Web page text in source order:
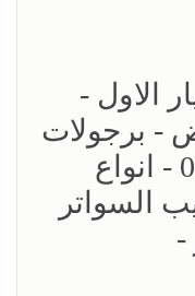
الاول -
- برجولات
الحدائق - 0553770074 - انواع
السواتر
-